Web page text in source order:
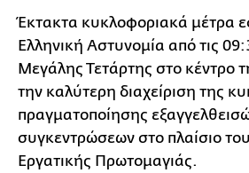
Έκτακτα κυκλοφοριακά μέτρα
Ελληνική Αστυνομία από τις
Μεγάλης Τετάρτης στο κέντρο
την καλύτερη διαχείριση της
πραγματοποίησης
συγκεντρώσεων στο πλαίσιο
Εργατικής Πρωτομαγιάς.